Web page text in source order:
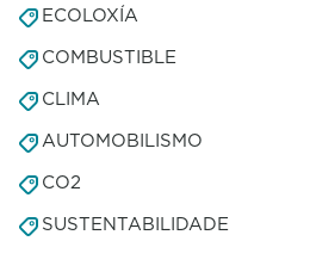
ECOLOXÍA
COMBUSTIBLE
CLIMA
AUTOMOBILISMO
CO2
SUSTENTABILIDADE